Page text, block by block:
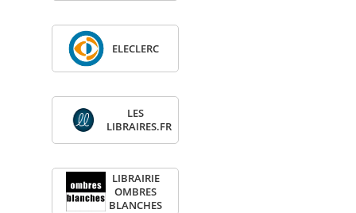
ELE­CLERC
LES
LIBRAIRES.FR
LIBRAI­RIE
OMBRES
BLANCHES